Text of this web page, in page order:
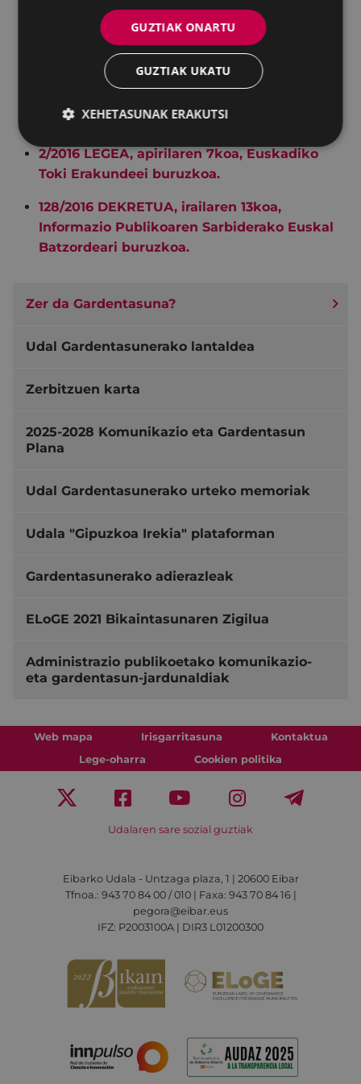
Informazio ekonomikoa, aurrekontuak
eta estatistikak:
kontratuak, hitzarmenak,
diru-laguntzak, aurrekontuak, kontu
orokorrak, kargudunen soldatak eta
etab.
2/2016 LEGEA, apirilaren 7koa, Euskadiko
Toki Erakundeei buruzkoa.
128/2016 DEKRETUA, irailaren 13koa,
Informazio Publikoaren Sarbiderako Euskal
Batzordeari buruzkoa.
Zer da Gardentasuna?
Udal Gardentasunerako lantaldea
Zerbitzuen karta
2025-2028 Komunikazio eta Gardentasun
Plana
Udal Gardentasunerako urteko memoriak
Udala "Gipuzkoa Irekia" plataforman
Gardentasunerako adierazleak
ELoGE 2021 Bikaintasunaren Zigilua
Administrazio publikoetako komunikazio-
eta gardentasun-jardunaldiak
Web mapa Irisgarritasuna
Kontaktua
Lege-oharra
Cookien politika
Udalaren sare sozial guztiak
Eibarko Udala - Untzaga plaza, 1 | 20600 Eibar
Tfnoa.: 943 70 84 00 / 010 | Faxa: 943 70 84 16 |
pegora@eibar.eus
IFZ: P2003100A | DIR3 L01200300
GUZTIAK ONARTU
GUZTIAK UKATU
XEHETASUNAK ERAKUTSI